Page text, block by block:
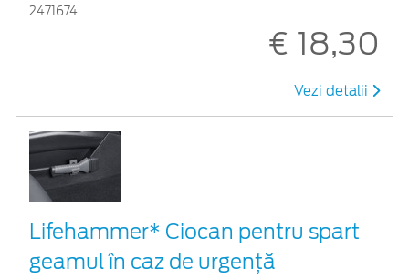
2471674
€ 18,30
Vezi detalii
Lifehammer* Ciocan pentru spart
geamul în caz de urgenţă